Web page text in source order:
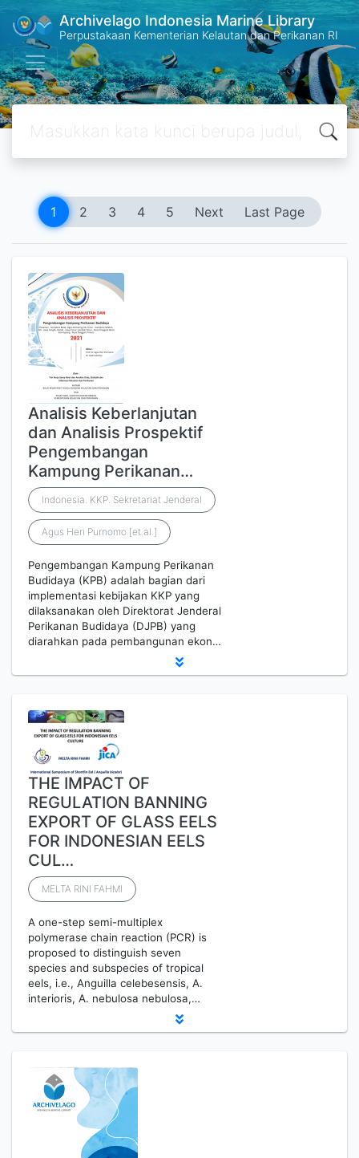
Archivelago Indonesia Marine Library
Perpustakaan Kementerian Kelautan dan Perikanan RI
1 2 3 4 5 Next Last Page
Analisis Keberlanjutan
dan Analisis Prospektif
Pengembangan
Kampung Perikanan…
Indonesia. KKP. Sekretariat Jenderal
Agus Heri Purnomo [et.al.]
Pengembangan Kampung Perikanan
Budidaya (KPB) adalah bagian dari
implementasi kebijakan KKP yang
dilaksanakan oleh Direktorat Jenderal
Perikanan Budidaya (DJPB) yang
diarahkan pada pembangunan ekon…
THE IMPACT OF
REGULATION BANNING
EXPORT OF GLASS EELS
FOR INDONESIAN EELS
CUL…
MELTA RINI FAHMI
A one-step semi-multiplex
polymerase chain reaction (PCR) is
proposed to distinguish seven
species and subspecies of tropical
eels, i.e., Anguilla celebesensis, A.
interioris, A. nebulosa nebulosa,…